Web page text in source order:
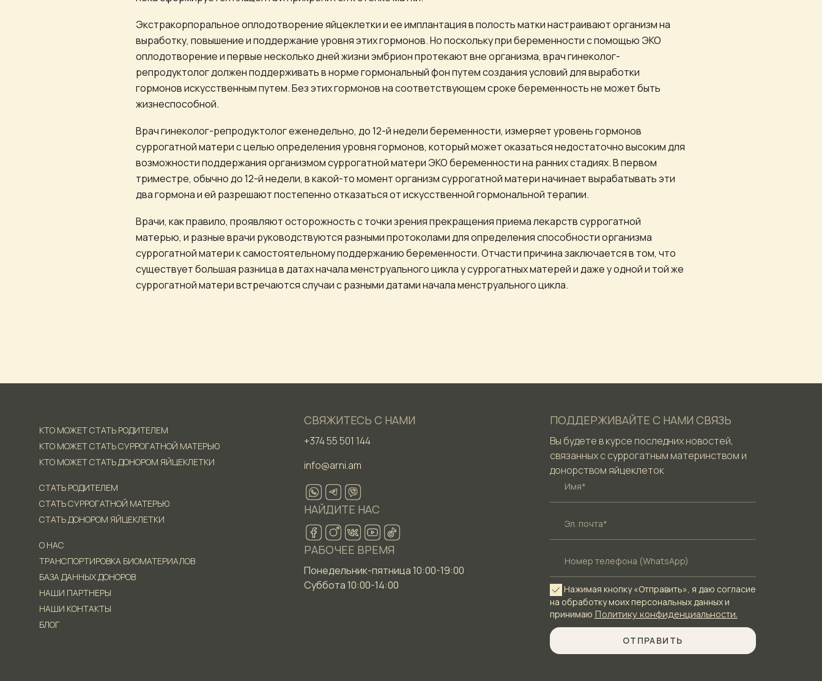
Экстракорпоральное оплодотворение яйцеклетки и ее имплантация в полость матки настраивают организм на
выработку, повышение и поддержание уровня этих гормонов. Но поскольку при беременности с помощью ЭКО
оплодотворение и первые несколько дней жизни эмбрион протекают вне организма, врач гинеколог-
репродуктолог должен поддерживать в норме гормональный фон путем создания условий для выработки
гормонов искусственным путем. Без этих гормонов на соответствующем сроке беременность не может быть
жизнеспособной.
Врач гинеколог-репродуктолог еженедельно, до 12-й недели беременности, измеряет уровень гормонов
суррогатной матери с целью определения уровня гормонов, который может оказаться недостаточно высоким для
возможности поддержания организмом суррогатной матери ЭКО беременности на ранних стадиях. В первом
триместре, обычно до 12-й недели, в какой-то момент организм суррогатной матери начинает вырабатывать эти
два гормона и ей разрешают постепенно отказаться от искусственной гормональной терапии.
Врачи, как правило, проявляют осторожность с точки зрения прекращения приема лекарств суррогатной
матерью, и разные врачи руководствуются разными протоколами для определения способности организма
суррогатной матери к самостоятельному поддержанию беременности. Отчасти причина заключается в том, что
существует большая разница в датах начала менструального цикла у суррогатных матерей и даже у одной и той же
суррогатной матери встречаются случаи с разными датами начала менструального цикла.
КТО МОЖЕТ СТАТЬ РОДИТЕЛЕМ
КТО МОЖЕТ СТАТЬ СУРРОГАТНОЙ МАТЕРЬЮ
КТО МОЖЕТ СТАТЬ ДОНОРОМ ЯЙЦЕКЛЕТКИ
СТАТЬ РОДИТЕЛЕМ
СТАТЬ СУРРОГАТНОЙ МАТЕРЬЮ
СТАТЬ ДОНОРОМ ЯЙЦЕКЛЕТКИ
О НАС
ТРАНСПОРТИРОВКА БИОМАТЕРИАЛОВ
БАЗА ДАННЫХ ДОНОРОВ
НАШИ ПАРТНЕРЫ
НАШИ КОНТАКТЫ
БЛОГ
СВЯЖИТЕСЬ С НАМИ
+374 55 501 144
info@arni.am
НАЙДИТЕ НАС
РАБОЧЕЕ ВРЕМЯ
Понедельник-пятница 10:00-19:00
Суббота 10:00-14:00
ПОДДЕРЖИВАЙТЕ С НАМИ СВЯЗЬ
Вы будете в курсе последних новостей,
связанных с суррогатным материнством и
донорством яйцеклеток
Нажимая кнопку «Отправить», я даю согласие
на обработку моих персональных данных и
принимаю Политику конфиденциальности.
ОТПРАВИТЬ